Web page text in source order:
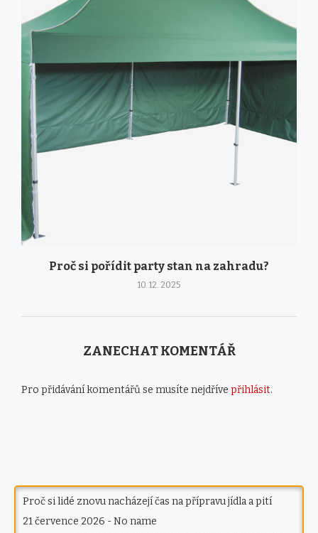
Proč si pořídit party stan na zahradu?
10. 12. 2025
ZANECHAT KOMENTÁŘ
Pro přidávání komentářů se musíte nejdříve přihlásit.
Proč si lidé znovu nacházejí čas na přípravu jídla a pití
21 července 2026 -No name